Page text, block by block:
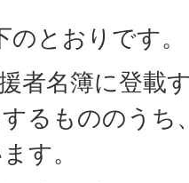
とおりです。
者名簿に登載
るもののうち
す。